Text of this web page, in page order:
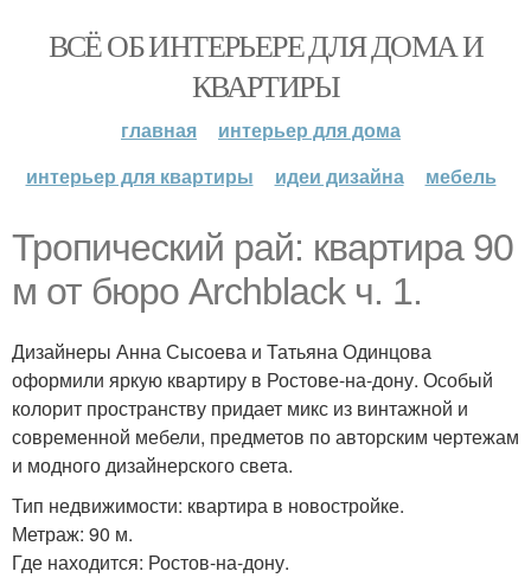
ВСЁ ОБ ИНТЕРЬЕРЕ ДЛЯ ДОМА И
КВАРТИРЫ
главная
интерьер для дома
интерьер для квартиры
идеи дизайна мебель
Тропический рай: квартира 90
м от бюро Archblack ч. 1.
Дизайнеры Анна Сысоева и Татьяна Одинцова
оформили яркую квартиру в Ростове-на-дону. Особый
колорит пространству придает микс из винтажной и
современной мебели, предметов по авторским чертежам
и модного дизайнерского света.
Тип недвижимости: квартира в новостройке.
Метраж: 90 м.
Где находится: Ростов-на-дону.